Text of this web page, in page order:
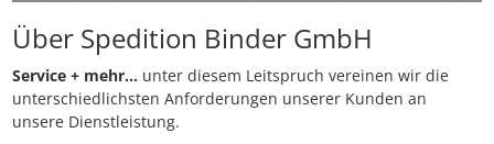
Über Spedition Binder GmbH
Service + mehr... unter diesem Leitspruch vereinen wir die
unterschiedlichsten Anforderungen unserer Kunden an
unsere Dienstleistung.